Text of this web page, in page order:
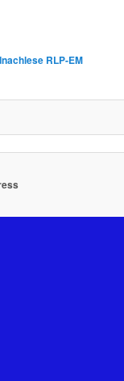
RLP-EM